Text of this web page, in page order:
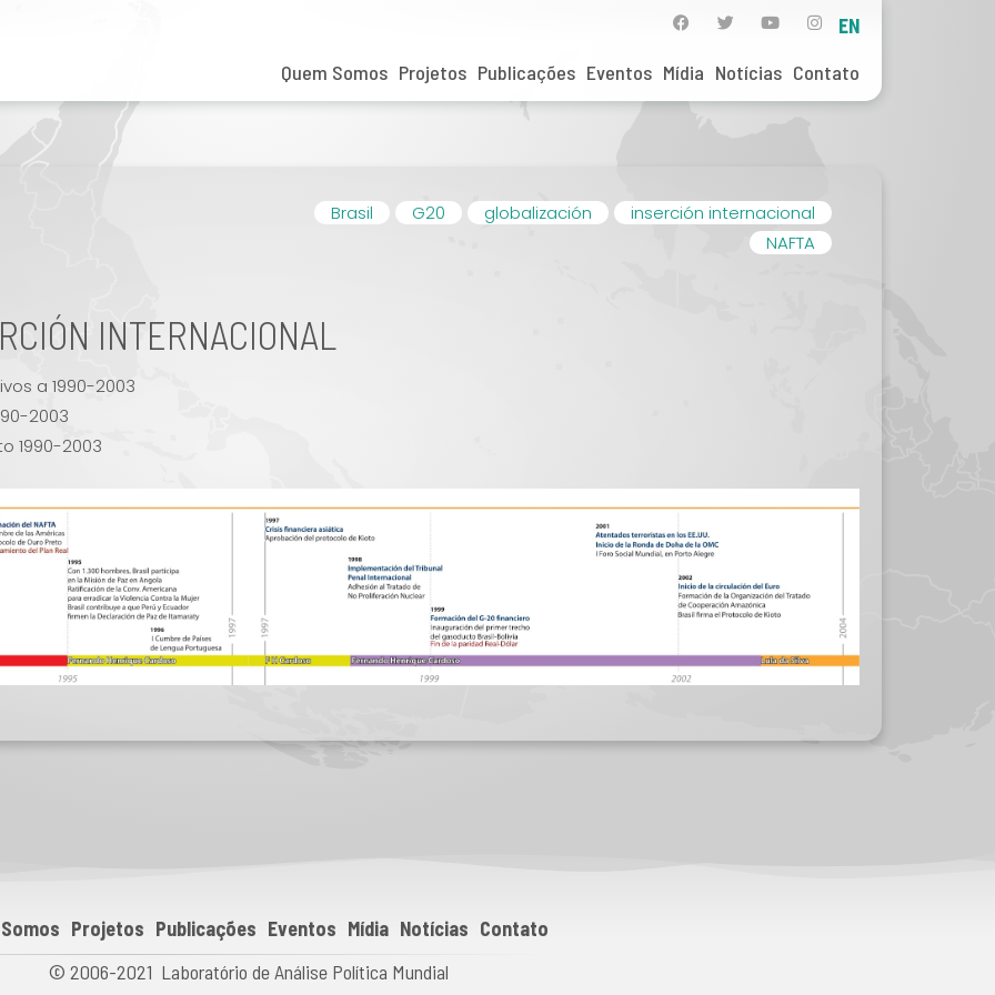
Quem Somos Projetos Publicações Eventos Mídia Notícias Contato
EN
Brasil G20 globalización
inserción internacional
NAFTA
INTERNACIONAL
a 1990-2003
2003
1990-2003
Projetos Publicações Eventos Mídia Notícias Contato
© 2006-2021 Laboratório de Análise Política Mundial